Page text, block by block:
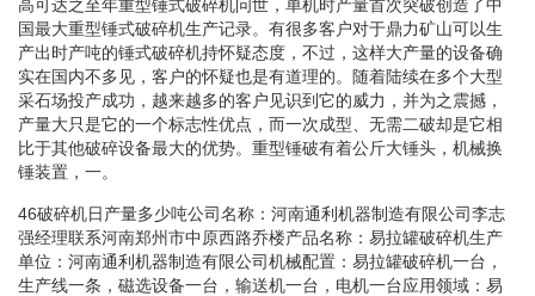
高可达之至年重型锤式破碎机问世，单机时产量首次突破创造了中
国最大重型锤式破碎机生产记录。有很多客户对于鼎力矿山可以生
产出时产吨的锤式破碎机持怀疑态度，不过，这样大产量的设备确
实在国内不多见，客户的怀疑也是有道理的。随着陆续在多个大型
采石场投产成功，越来越多的客户见识到它的威力，并为之震撼，
产量大只是它的一个标志性优点，而一次成型、无需二破却是它相
比于其他破碎设备最大的优势。重型锤破有着公斤大锤头，机械换
锤装置，一。
46破碎机日产量多少吨公司名称：河南通利机器制造有限公司李志
强经理联系河南郑州市中原西路乔楼产品名称：易拉罐破碎机生产
单位：河南通利机器制造有限公司机械配置：易拉罐破碎机一台，
生产线一条，磁选设备一台，输送机一台，电机一台应用领域：易